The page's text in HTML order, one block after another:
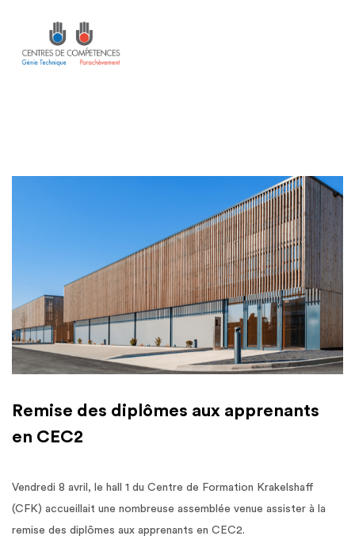
Remise des diplômes aux apprenants
en CEC2
Vendredi 8 avril, le hall 1 du Centre de Formation Krakelshaff
(CFK) accueillait une nombreuse assemblée venue assister à la
remise des diplômes aux apprenants en CEC2.